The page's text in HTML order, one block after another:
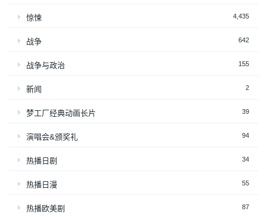
惊悚 4,435
战争 642
战争与政治 155
新闻 2
梦工厂经典动画长片 39
演唱会&颁奖礼 94
热播日剧 34
热播日漫 55
热播欧美剧 87